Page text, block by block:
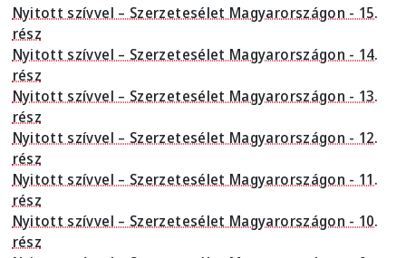
Nyitott szívvel – Szerzetesélet Magyarországon - 15.
rész
Nyitott szívvel – Szerzetesélet Magyarországon - 14.
rész
Nyitott szívvel – Szerzetesélet Magyarországon - 13.
rész
Nyitott szívvel – Szerzetesélet Magyarországon - 12.
rész
Nyitott szívvel – Szerzetesélet Magyarországon - 11.
rész
Nyitott szívvel – Szerzetesélet Magyarországon - 10.
rész